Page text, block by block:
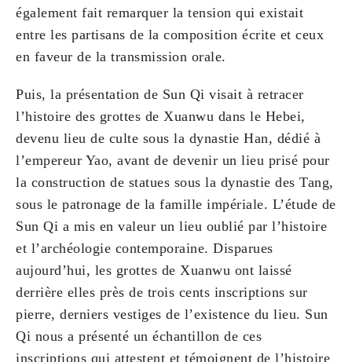
également fait remarquer la tension qui existait
entre les partisans de la composition écrite et ceux
en faveur de la transmission orale.
Puis, la présentation de Sun Qi visait à retracer
l’histoire des grottes de Xuanwu dans le Hebei,
devenu lieu de culte sous la dynastie Han, dédié à
l’empereur Yao, avant de devenir un lieu prisé pour
la construction de statues sous la dynastie des Tang,
sous le patronage de la famille impériale. L’étude de
Sun Qi a mis en valeur un lieu oublié par l’histoire
et l’archéologie contemporaine. Disparues
aujourd’hui, les grottes de Xuanwu ont laissé
derrière elles près de trois cents inscriptions sur
pierre, derniers vestiges de l’existence du lieu. Sun
Qi nous a présenté un échantillon de ces
inscriptions qui attestent et témoignent de l’histoire